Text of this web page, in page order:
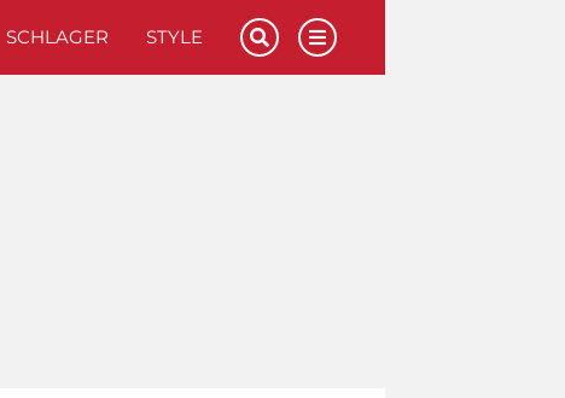
SCHLAGER STYLE